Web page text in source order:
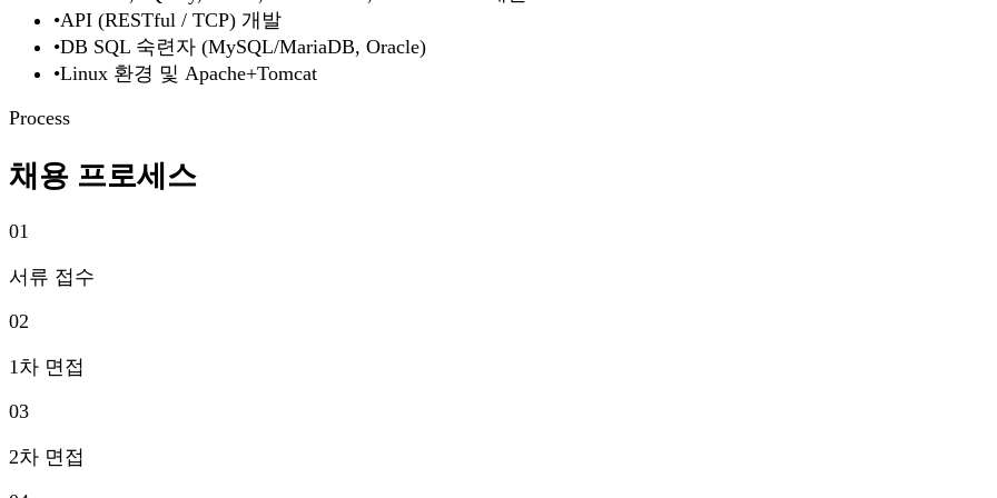
•API (RESTful / TCP) 개발
•DB SQL 숙련자 (MySQL/MariaDB, Oracle)
•Linux 환경 및 Apache+Tomcat
Process
채용 프로세스
01
서류 접수
02
1차 면접
03
2차 면접